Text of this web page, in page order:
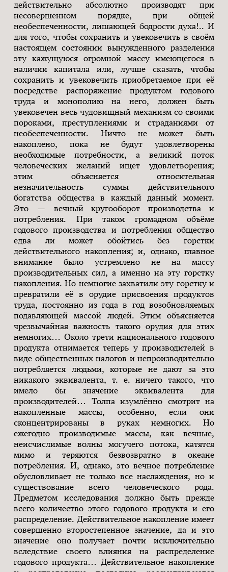
действительно абсолютно производят при
несовершенном порядке, при общей
необеспеченности, лишающей бодрости духа!.. И
для того, чтобы сохранить и увековечить в своём
настоящем состоянии вынужденного разделения
эту кажущуюся огромной массу имеющегося в
наличии капитала или, лучше сказать, чтобы
сохранить и увековечить приобретаемое при её
посредстве распоряжение продуктом годового
труда и монополию на него, должен быть
увековечен весь чудовищный механизм со своими
пороками, преступлениями и страданиями от
необеспеченности. Ничто не может быть
накоплено, пока не будут удовлетворены
необходимые потребности, а великий поток
человеческих желаний ищет удовлетворения;
этим объясняется относительная
незначительность суммы действительного
богатства общества в каждый данный момент.
Это — вечный кругооборот производства и
потребления. При таком громадном объёме
годового производства и потребления общество
едва ли может обойтись без горстки
действительного накопления; и, однако, главное
внимание было устремлено не на массу
производительных сил, а именно на эту горстку
накопления. Но немногие захватили эту горстку и
превратили её в орудие присвоения продуктов
труда, постоянно из года в год возобновляемых
подавляющей массой людей. Этим объясняется
чрезвычайная важность такого орудия для этих
немногих… Около трети национального годового
продукта отнимается теперь у производителей в
виде общественных налогов и непроизводительно
потребляется людьми, которые не дают за это
никакого эквивалента, т. е. ничего такого, что
имело бы значение эквивалента для
производителей… Толпа изумлённо смотрит на
накопленные массы, особенно, если они
сконцентрированы в руках немногих. Но
ежегодно производимые массы, как вечные,
неисчислимые волны могучего потока, катятся
мимо и теряются безвозвратно в океане
потребления. И, однако, это вечное потребление
обусловливает не только все наслаждения, но и
существование всего человеческого рода.
Предметом исследования должно быть прежде
всего количество этого годового продукта и его
распределение. Действительное накопление имеет
совершенно второстепенное значение, да и это
значение оно получает почти исключительно
вследствие своего влияния на распределение
годового продукта… Действительное накопление